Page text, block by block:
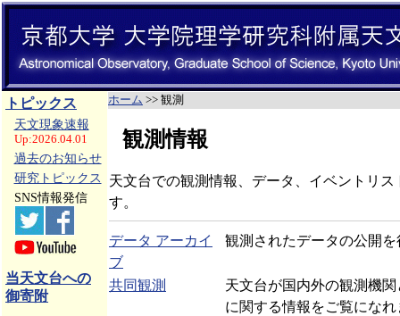
トピックス
天文現象速報
Up:2026.04.01
過去のお知らせ
研究トピックス
SNS情報発信
当天文台への
御寄附
ホーム >> 観測
観測情報
天文台での観測情報、データ、イベントリ
す。
データ アーカイ
ブ
観測されたデータの公開
共同観測
天文台が国内外の観測機
に関する情報をご覧になれ